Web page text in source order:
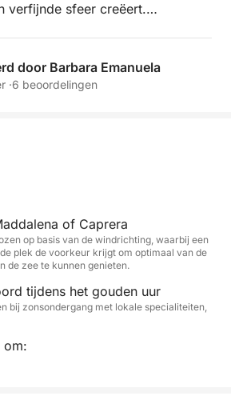
verfijnde sfeer creëert.
eilanden van de archipel.
kleuren goud en oranje, terwijl
van een laatste duik in het
begeleidt het gouden uur en
in een exclusieve en
Ideaal voor stellen, kleine
speciale gelegenheid te vieren,
om de dag af te sluiten in het hart
door Barbara Emanuela
·6 beoordelingen
of Caprera
op basis van de windrichting, waarbij een
plek de voorkeur krijgt om optimaal van de
de zee te kunnen genieten.
tijdens het gouden uur
bij zonsondergang met lokale specialiteiten,
om: